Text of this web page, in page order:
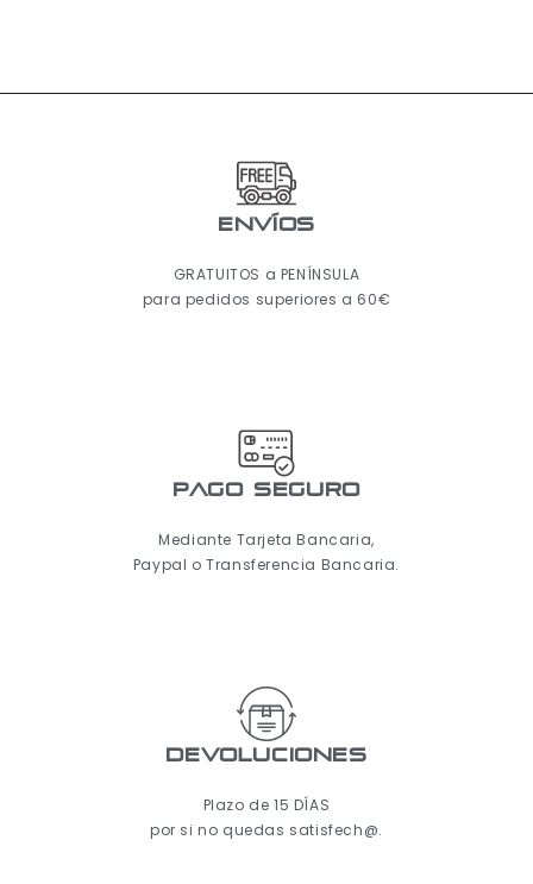
ENVÍOS
GRATUITOS a PENÍNSULA
para pedidos superiores a 60€
pago seguro
Mediante Tarjeta Bancaria,
Paypal o Transferencia Bancaria.
Devoluciones
Plazo de 15 DÍAS
por si no quedas satisfech@.